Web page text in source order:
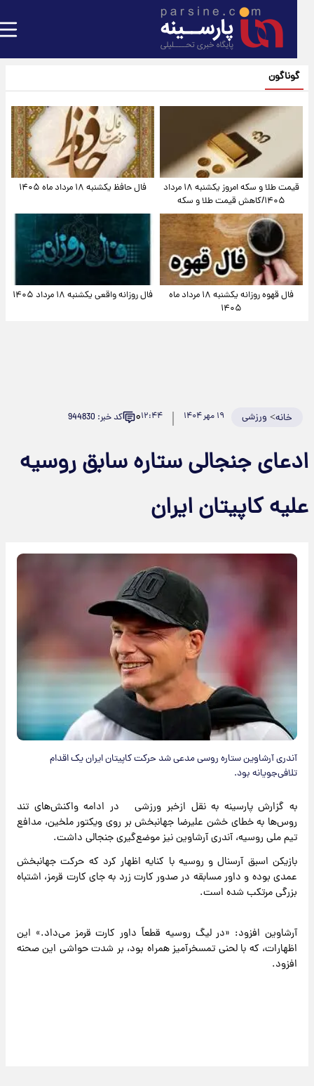
گوناگون
قیمت طلا و سکه امروز یکشنبه ۱۸ مرداد
۱۴۰۵/کاهش قیمت طلا و سکه
فال حافظ یکشنبه ۱۸ مرداد ماه ۱۴۰۵
فال قهوه روزانه یکشنبه ۱۸ مرداد ماه
۱۴۰۵
فال روزانه واقعی یکشنبه ۱۸ مرداد ۱۴۰۵
خانه>ورزشی ۱۲:۴۴۰ کد خبر: 944830
جنجالی ستاره سابق روسیه
کاپیتان ایران
آندری آرشاوین ستاره روسی مدعی شد حرکت کاپیتان ایران یک اقدام
تلافی‌جویانه بود.
به گزارش پارسینه به نقل ازخبر ورزشی در ادامه واکنش‌های تند
روس‌ها به خطای خشن علیرضا جهانبخش بر روی ویکتور ملخین، مدافع
تیم ملی روسیه، آندری آرشاوین نیز موضع‌گیری جنجالی داشت.
بازیکن اسبق آرسنال و روسیه با کنایه اظهار کرد که حرکت جهانبخش
عمدی بوده و داور مسابقه در صدور کارت زرد به جای کارت قرمز، اشتباه
بزرگی مرتکب شده است.
آرشاوین افزود: «در لیگ روسیه قطعاً داور کارت قرمز می‌داد.» این
اظهارات، که با لحنی تمسخرآمیز همراه بود، بر شدت حواشی این صحنه
افزود.